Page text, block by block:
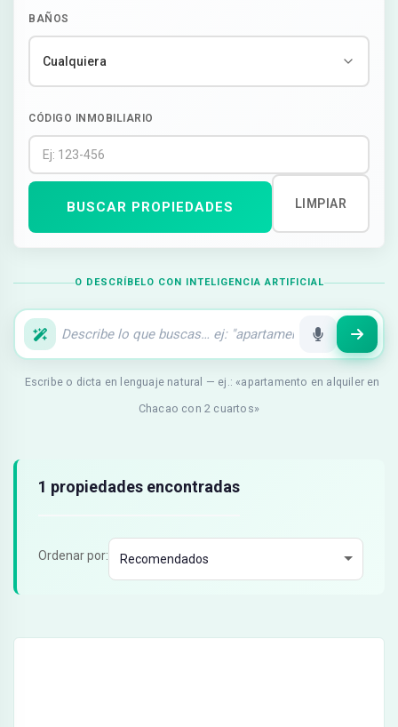
BAÑOS
CÓDIGO INMOBILIARIO
BUSCAR PROPIEDADES LIMPIAR
O DESCRÍBELO CON INTELIGENCIA ARTIFICIAL
Escribe o dicta en lenguaje natural — ej.: «apartamento en alquiler en
Chacao con 2 cuartos»
Resultados de búsqueda
1 propiedades encontradas
Ordenar por: